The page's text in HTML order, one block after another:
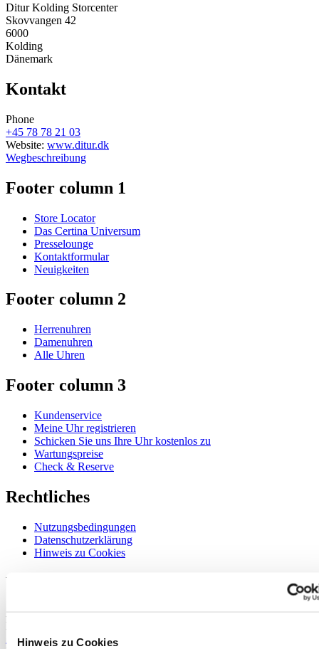
Hinweis zu Cookies
Ditur Kolding Storcenter
Skovvangen 42
6000
Kolding
Dänemark
Kontakt
Phone
+45 78 78 21 03
Website: www.ditur.dk
Wegbeschreibung
Footer column 1
Store Locator
Das Certina Universum
Presselounge
Kontaktformular
Neuigkeiten
Footer column 2
Herrenuhren
Damenuhren
Alle Uhren
Footer column 3
Kundenservice
Meine Uhr registrieren
Schicken Sie uns Ihre Uhr kostenlos zu
Wartungspreise
Check & Reserve
Rechtliches
Nutzungsbedingungen
Datenschutzerklärung
Hinweis zu Cookies
Willkommen im CERTINA Club
Information
Anmelden